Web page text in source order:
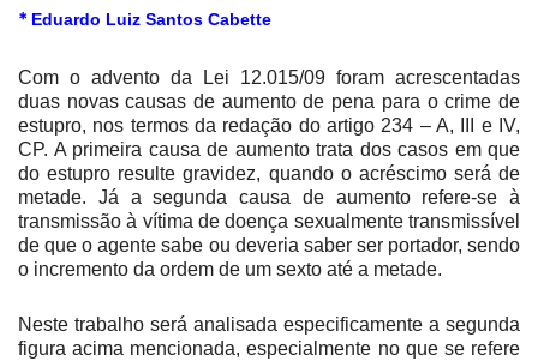
* Eduardo Luiz Santos Cabette
Com o advento da Lei 12.015/09 foram acrescentadas
duas novas causas de aumento de pena para o crime de
estupro, nos termos da redação do artigo 234 – A, III e IV,
CP. A primeira causa de aumento trata dos casos em que
do estupro resulte gravidez, quando o acréscimo será de
metade. Já a segunda causa de aumento refere-se à
transmissão à vítima de doença sexualmente transmissível
de que o agente sabe ou deveria saber ser portador, sendo
o incremento da ordem de um sexto até a metade.
Neste trabalho será analisada especificamente a segunda
figura acima mencionada, especialmente no que se refere